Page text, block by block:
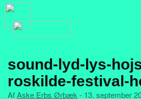
sound-lyd-lys-
roskilde-festival-
AfAske Erbs Ørbæk - 13. september